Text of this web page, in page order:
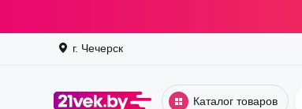
г. Чечерск
Каталог товаров